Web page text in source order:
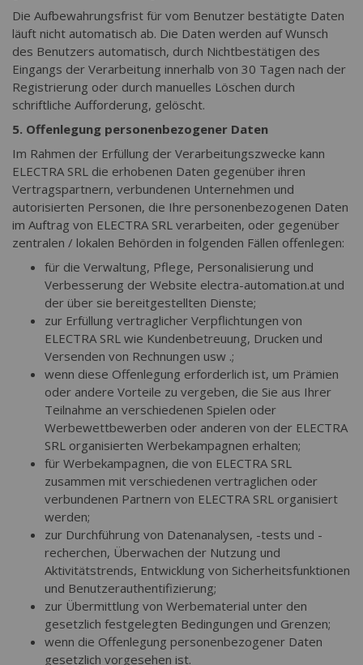
Die Aufbewahrungsfrist für vom Benutzer bestätigte Daten
läuft nicht automatisch ab. Die Daten werden auf Wunsch
des Benutzers automatisch, durch Nichtbestätigen des
Eingangs der Verarbeitung innerhalb von 30 Tagen nach der
Registrierung oder durch manuelles Löschen durch
schriftliche Aufforderung, gelöscht.
5. Offenlegung personenbezogener Daten
Im Rahmen der Erfüllung der Verarbeitungszwecke kann
ELECTRA SRL die erhobenen Daten gegenüber ihren
Vertragspartnern, verbundenen Unternehmen und
autorisierten Personen, die Ihre personenbezogenen Daten
im Auftrag von ELECTRA SRL verarbeiten, oder gegenüber
zentralen / lokalen Behörden in folgenden Fällen offenlegen:
für die Verwaltung, Pflege, Personalisierung und
Verbesserung der Website electra-automation.at und
der über sie bereitgestellten Dienste;
zur Erfüllung vertraglicher Verpflichtungen von
ELECTRA SRL wie Kundenbetreuung, Drucken und
Versenden von Rechnungen usw .;
wenn diese Offenlegung erforderlich ist, um Prämien
oder andere Vorteile zu vergeben, die Sie aus Ihrer
Teilnahme an verschiedenen Spielen oder
Werbewettbewerben oder anderen von der ELECTRA
SRL organisierten Werbekampagnen erhalten;
für Werbekampagnen, die von ELECTRA SRL
zusammen mit verschiedenen vertraglichen oder
verbundenen Partnern von ELECTRA SRL organisiert
werden;
zur Durchführung von Datenanalysen, -tests und -
recherchen, Überwachen der Nutzung und
Aktivitätstrends, Entwicklung von Sicherheitsfunktionen
und Benutzerauthentifizierung;
zur Übermittlung von Werbematerial unter den
gesetzlich festgelegten Bedingungen und Grenzen;
wenn die Offenlegung personenbezogener Daten
gesetzlich vorgesehen ist.